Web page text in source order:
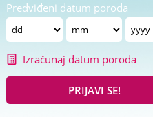
Predviđeni datum poroda
Izračunaj datum poroda
PRIJAVI SE!